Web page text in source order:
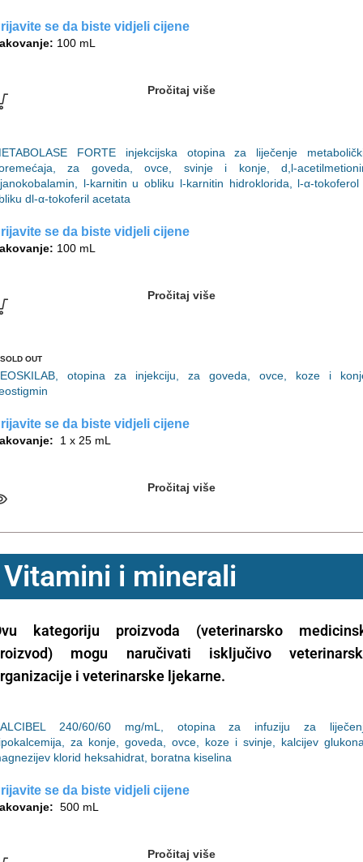
se da biste vidjeli cijene
100 mL
Pročitaj više
FORTE injekcijska otopina za liječenje
za goveda, ovce, svinje i konje, d,l-
l-karnitin u obliku l-karnitin hidroklorida, l-α-
dl-α-tokoferil acetata
se da biste vidjeli cijene
100 mL
Pročitaj više
SOLD OUT
otopina za injekciju, za goveda, ovce, koze i
se da biste vidjeli cijene
1 x 25 mL
Pročitaj više
Vitamini i minerali
kategoriju proizvoda (veterinarsko
mogu naručivati isključivo
i veterinarske ljekarne.
240/60/60 mg/mL, otopina za infuziju za
za konje, goveda, ovce, koze i svinje, kalcijev
klorid heksahidrat, boratna kiselina
se da biste vidjeli cijene
500 mL
Pročitaj više